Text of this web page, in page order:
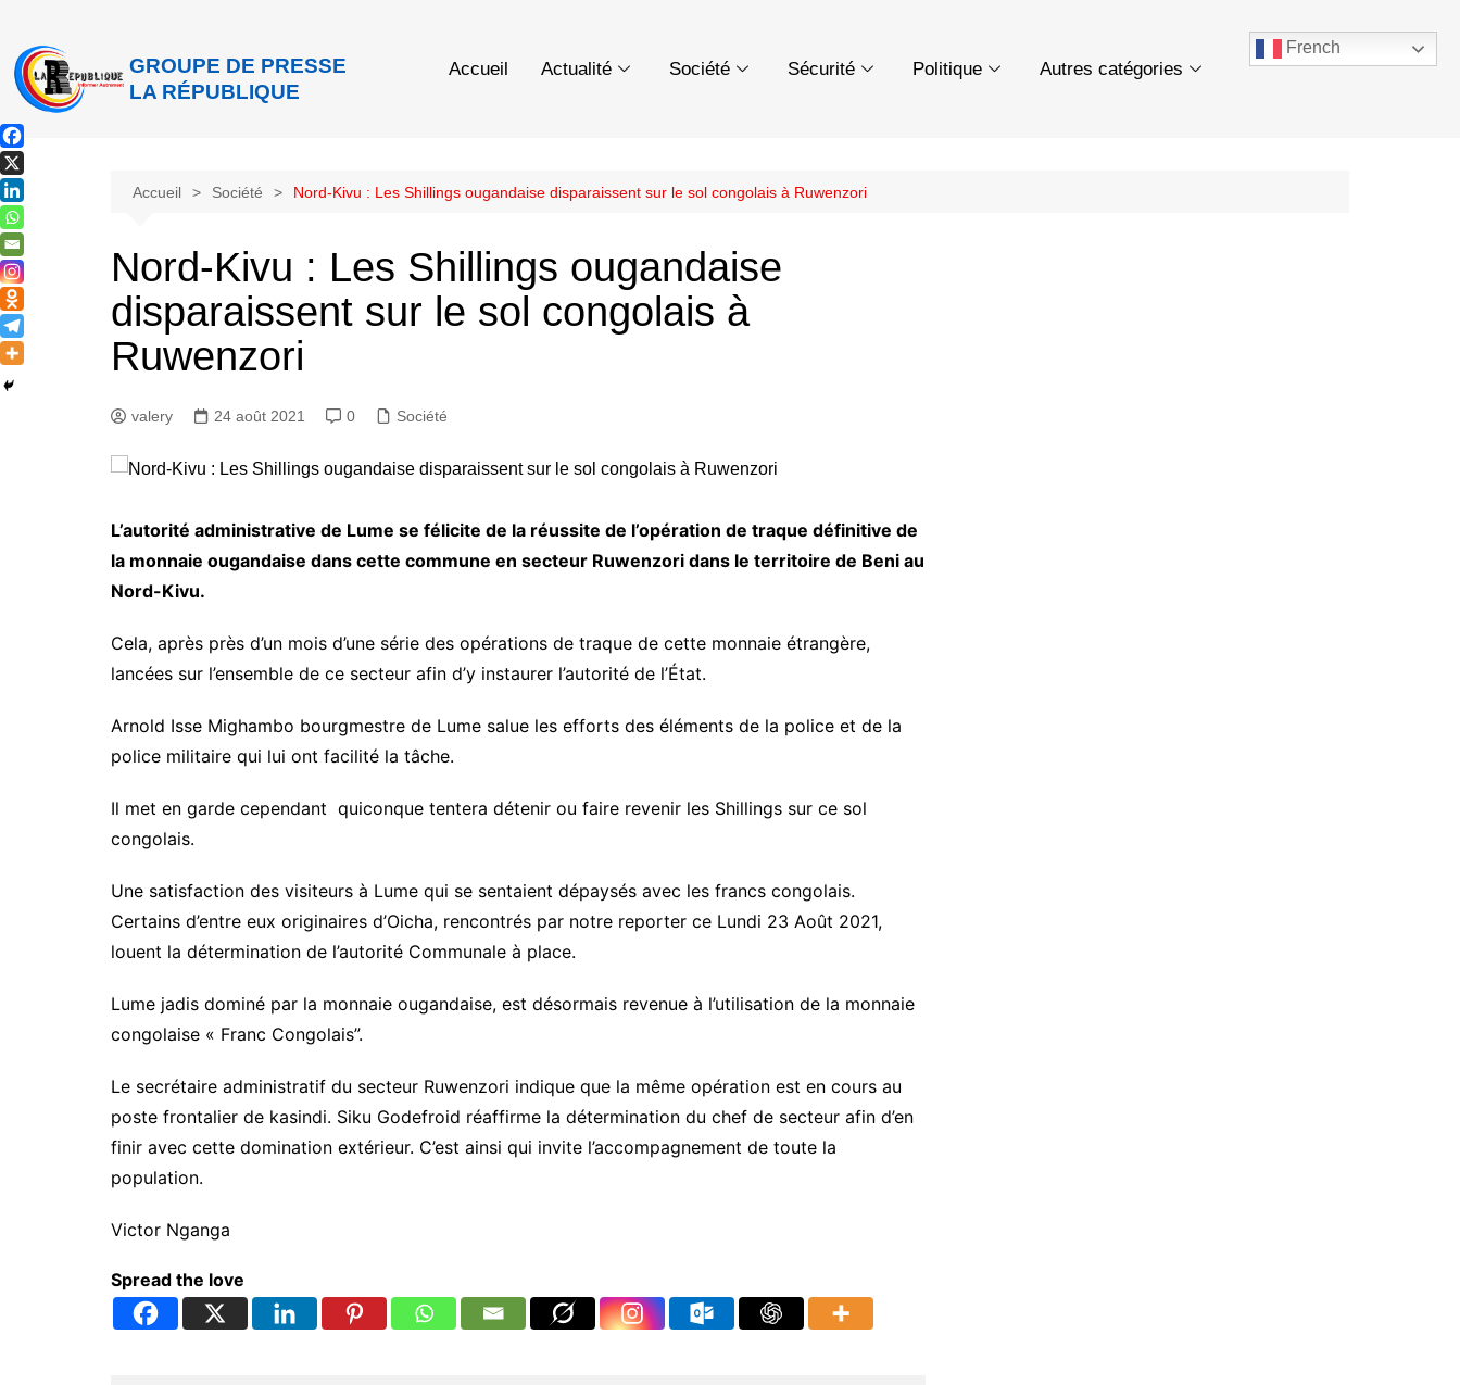
GROUPE DE PRESSE
LA RÉPUBLIQUE
Accueil Actualité Société Sécurité Politique Autres catégories
French
Accueil Société Nord-Kivu : Les Shillings ougandaise disparaissent sur le sol congolais à Ruwenzori
Nord-Kivu : Les Shillings ougandaise
disparaissent sur le sol congolais à
Ruwenzori
valery 24 août 2021 0 Société
L’autorité administrative de Lume se félicite de la réussite de l’opération de traque définitive de
la monnaie ougandaise dans cette commune en secteur Ruwenzori dans le territoire de Beni au
Nord-Kivu.
Cela, après près d’un mois d’une série des opérations de traque de cette monnaie étrangère,
lancées sur l’ensemble de ce secteur afin d’y instaurer l’autorité de l’État.
Arnold Isse Mighambo bourgmestre de Lume salue les efforts des éléments de la police et de la
police militaire qui lui ont facilité la tâche.
Il met en garde cependant quiconque tentera détenir ou faire revenir les Shillings sur ce sol
congolais.
Une satisfaction des visiteurs à Lume qui se sentaient dépaysés avec les francs congolais.
Certains d’entre eux originaires d’Oicha, rencontrés par notre reporter ce Lundi 23 Août 2021,
louent la détermination de l’autorité Communale à place.
Lume jadis dominé par la monnaie ougandaise, est désormais revenue à l’utilisation de la monnaie
congolaise « Franc Congolais”.
Le secrétaire administratif du secteur Ruwenzori indique que la même opération est en cours au
poste frontalier de kasindi. Siku Godefroid réaffirme la détermination du chef de secteur afin d’en
finir avec cette domination extérieur. C’est ainsi qui invite l’accompagnement de toute la
population.
Victor Nganga
Spread the love